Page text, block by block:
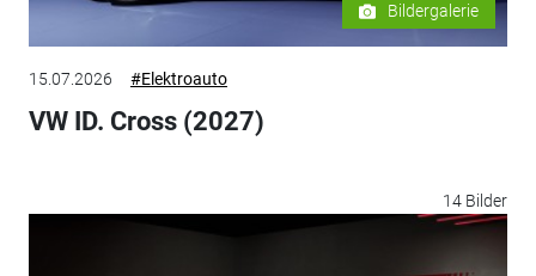
Bildergalerie
15.07.2026 #Elektroauto
VW ID. Cross (2027)
14 Bilder